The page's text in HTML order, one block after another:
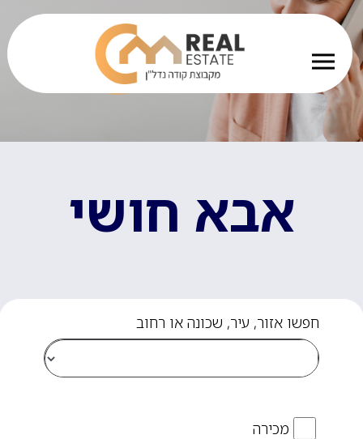
אבא חושי
חפשו אזור, עיר, שכונה או רחוב
מכירה